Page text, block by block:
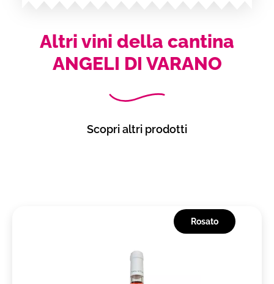
Altri vini della cantina
ANGELI DI VARANO
Scopri altri prodotti
Rosato